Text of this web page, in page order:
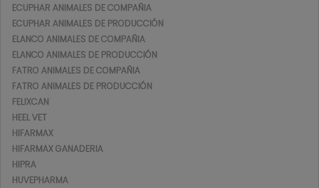
ECUPHAR ANIMALES DE COMPAÑIA
ECUPHAR ANIMALES DE PRODUCCIÓN
ELANCO ANIMALES DE COMPAÑIA
ELANCO ANIMALES DE PRODUCCIÓN
FATRO ANIMALES DE COMPAÑIA
FATRO ANIMALES DE PRODUCCIÓN
FELIXCAN
HEEL VET
HIFARMAX
HIFARMAX GANADERIA
HIPRA
HUVEPHARMA